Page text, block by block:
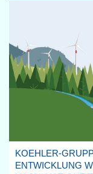
KOEHLER-
ENTWICKLUNG